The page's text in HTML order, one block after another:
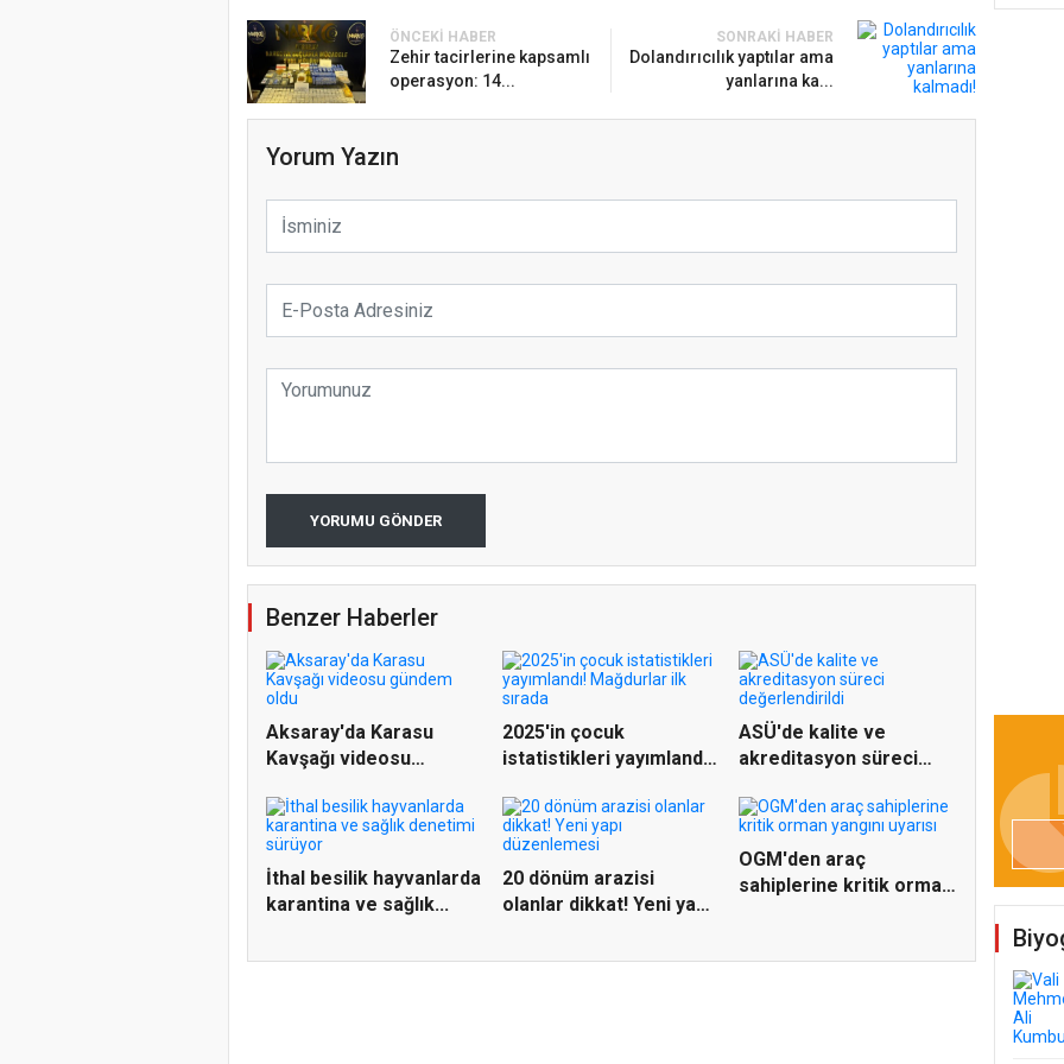
ÖNCEKI HABER
Zehir tacirlerine kapsamlı
operasyon: 14...
SONRAKI HABER
Dolandırıcılık yaptılar ama
yanlarına ka...
Yorum Yazın
YORUMU GÖNDER
Benzer Haberler
Aksaray'da Karasu
Kavşağı videosu
2025'in çocuk
istatistikleri yayımlandı!
ASÜ'de kalite ve
akreditasyon süreci
İthal besilik hayvanlarda
karantina ve sağlık...
20 dönüm arazisi
olanlar dikkat! Yeni yapı
OGM'den araç
sahiplerine kritik orman